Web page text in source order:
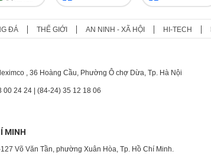
ĐÁ THẾ GIỚI AN NINH - XÃ HỘI HI-TECH
, 36 Hoàng Cầu, Phường Ô chợ Dừa, Tp. Hà Nội
24 24 | (84-24) 35 12 18 06
MINH
Võ Văn Tần, phường Xuân Hòa, Tp. Hồ Chí Minh.